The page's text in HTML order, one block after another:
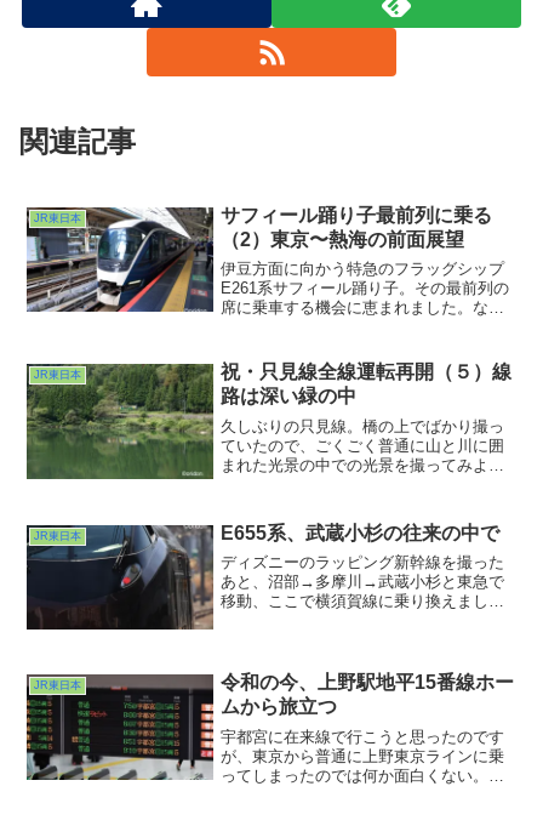
関連記事
JR東日本
サフィール踊り子最前列に乗る
（2）東京〜熱海の前面展望
伊豆方面に向かう特急のフラッグシップ
E261系サフィール踊り子。その最前列の
席に乗車する機会に恵まれました。なか
ぇ。特急、といえどそんなにかっ飛ばす
タイプではないので粛々と東海道を下っ
ていきます。
JR東日本
祝・只見線全線運転再開（５）線
路は深い緑の中
久しぶりの只見線。橋の上でばかり撮っ
ていたので、ごくごく普通に山と川に囲
まれた光景の中での光景を撮ってみよ
てた車やバイクがこの時はピタッと途切
れました。あぁもう俺だけを撮れ！と言
わんばかりのシチュエーション。ありが
たく撮らせていただきました。
JR東日本 E655系、武蔵小杉の往来の中で
ディズニーのラッピング新幹線を撮った
あと、沼部→多摩川→武蔵小杉と東急で
移動、ここで横須賀線に乗り換えまし
ことあったっけ？？？というわけで南側
のホーム端へ行ってみました。
JR東日本
令和の今、上野駅地平15番線ホー
ムから旅立つ
宇都宮に在来線で行こうと思ったのです
が、東京から普通に上野東京ラインに乗
ってしまったのでは何か面白くない。そ